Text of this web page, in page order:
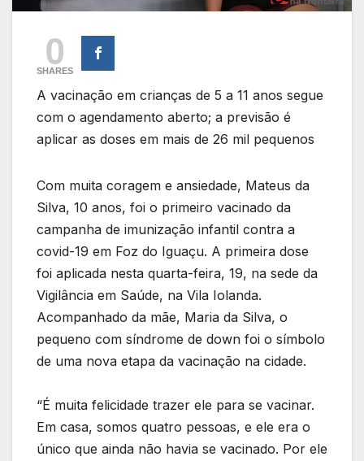
0
SHARES
A vacinação em crianças de 5 a 11 anos segue
com o agendamento aberto; a previsão é
aplicar as doses em mais de 26 mil pequenos
Com muita coragem e ansiedade, Mateus da
Silva, 10 anos, foi o primeiro vacinado da
campanha de imunização infantil contra a
covid-19 em Foz do Iguaçu. A primeira dose
foi aplicada nesta quarta-feira, 19, na sede da
Vigilância em Saúde, na Vila Iolanda.
Acompanhado da mãe, Maria da Silva, o
pequeno com síndrome de down foi o símbolo
de uma nova etapa da vacinação na cidade.
“É muita felicidade trazer ele para se vacinar.
Em casa, somos quatro pessoas, e ele era o
único que ainda não havia se vacinado. Por ele